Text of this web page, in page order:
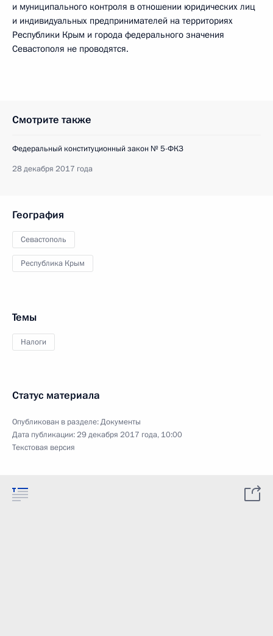
и муниципального контроля в отношении юридических лиц
и индивидуальных предпринимателей на территориях
Республики Крым и города федерального значения
Севастополя не проводятся.
Смотрите также
Федеральный конституционный закон № 5-ФКЗ
28 декабря 2017 года
География
Севастополь
Республика Крым
Темы
Налоги
Статус материала
Опубликован в разделе:Документы
Дата публикации:29 декабря 2017 года, 10:00
Текстовая версия